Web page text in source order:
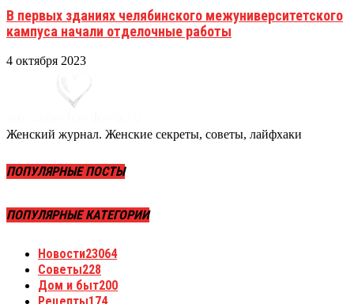
В первых зданиях челябинского межуниверситетского
кампуса начали отделочные работы
4 октября 2023
Женский журнал. Женские секреты, советы, лайфхаки
ПОПУЛЯРНЫЕ ПОСТЫ
ПОПУЛЯРНЫЕ КАТЕГОРИИ
Новости23064
Советы228
Дом и быт200